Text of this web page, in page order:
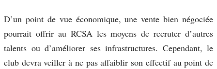
D’un point de vue économique, une vente bien négociée
pourrait offrir au RCSA les moyens de recruter d’autres
talents ou d’améliorer ses infrastructures. Cependant, le
club devra veiller à ne pas affaiblir son effectif au point de